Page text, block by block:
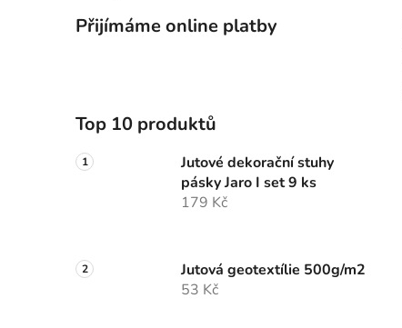
Přijímáme online platby
Top 10 produktů
Jutové dekorační stuhy
pásky Jaro I set 9 ks
179 Kč
Jutová geotextílie 500g/m2
53 Kč